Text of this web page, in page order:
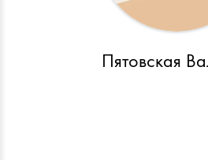
Пятовская